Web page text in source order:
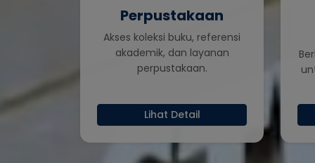
Perpustakaan
Akses koleksi buku, referensi
akademik, dan layanan
perpustakaan.
Lihat Detail